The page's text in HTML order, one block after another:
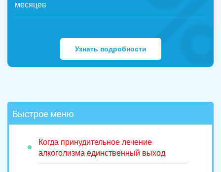
месяцев
Узнать подробности
Быстрое меню
Когда принудительное лечение
алкоголизма единственный выход